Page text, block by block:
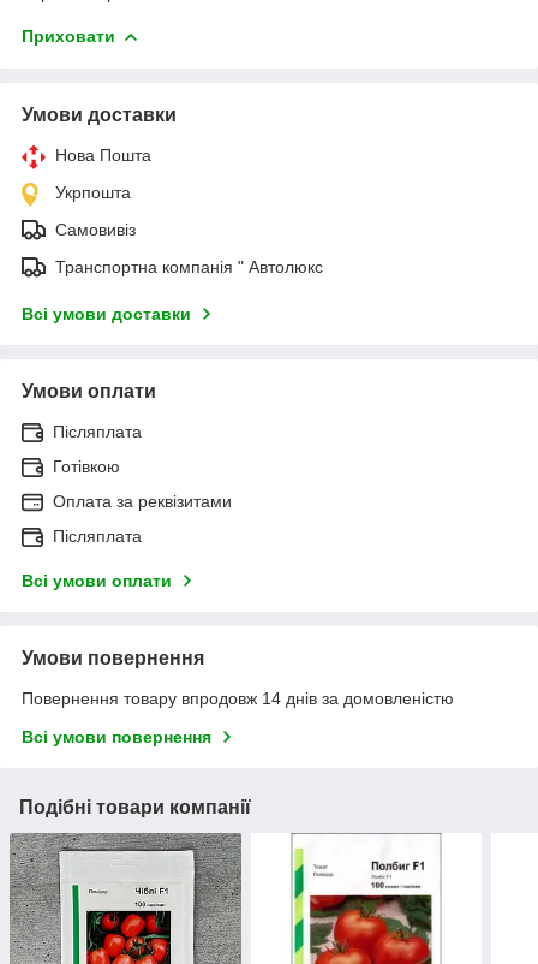
Приховати
Умови доставки
Нова Пошта
Укрпошта
Самовивіз
Транспортна компанія " Автолюкс
Всі умови доставки
Умови оплати
Післяплата
Готівкою
Оплата за реквізитами
Післяплата
Всі умови оплати
Умови повернення
Повернення товару впродовж 14 днів за домовленістю
Всі умови повернення
Подібні товари компанії